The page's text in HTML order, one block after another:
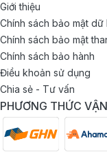
Giới thiệu
Chính sách bảo mật dữ
Chính sách bảo mật
Chính sách bảo hành
Điều khoản sử dụng
Chia sẻ - Tư vấn
PHƯƠNG THỨC